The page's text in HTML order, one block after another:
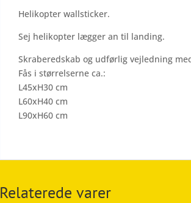
Helikopter wallsticker.
Sej helikopter lægger an til landing.
Skraberedskab og udførlig vejledning
Fås i størrelserne ca.:
L45xH30 cm
L60xH40 cm
L90xH60 cm
Relaterede varer